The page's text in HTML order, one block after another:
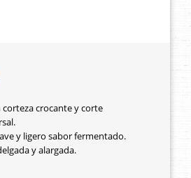
corteza crocante y corte
y ligero sabor fermentado.
y alargada.